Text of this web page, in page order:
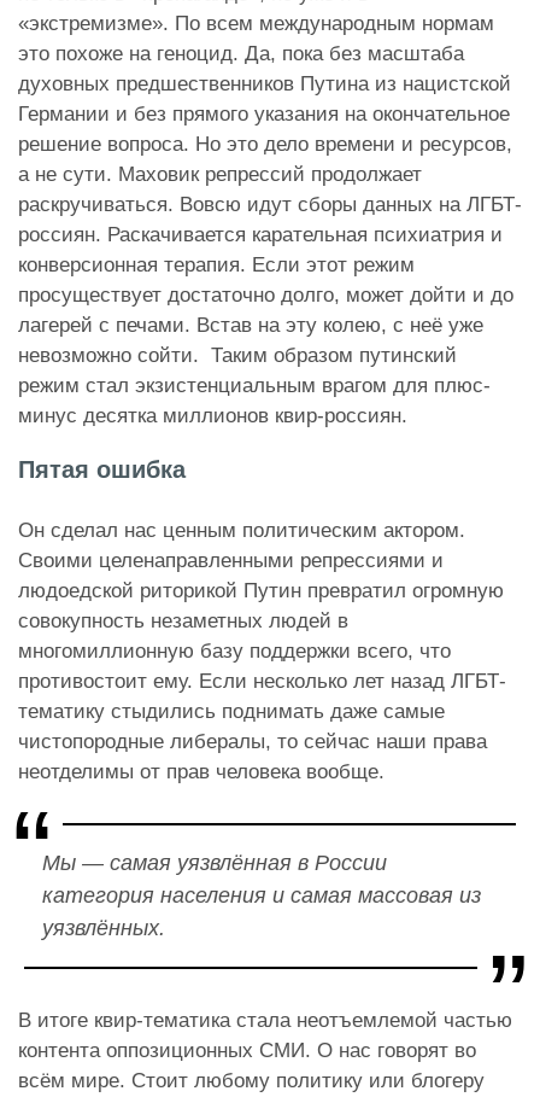
«экстремизме». По всем международным нормам
это похоже на геноцид. Да, пока без масштаба
духовных предшественников Путина из нацистской
Германии и без прямого указания на окончательное
решение вопроса. Но это дело времени и ресурсов,
а не сути. Маховик репрессий продолжает
раскручиваться. Вовсю идут сборы данных на ЛГБТ-
россиян. Раскачивается карательная психиатрия и
конверсионная терапия. Если этот режим
просуществует достаточно долго, может дойти и до
лагерей с печами. Встав на эту колею, с неё уже
невозможно сойти. Таким образом путинский
режим стал экзистенциальным врагом для плюс-
минус десятка миллионов квир-россиян.
Пятая ошибка
Он сделал нас ценным политическим актором.
Своими целенаправленными репрессиями и
людоедской риторикой Путин превратил огромную
совокупность незаметных людей в
многомиллионную базу поддержки всего, что
противостоит ему. Если несколько лет назад ЛГБТ-
тематику стыдились поднимать даже самые
чистопородные либералы, то сейчас наши права
неотделимы от прав человека вообще.
Мы — самая уязвлённая в России
категория населения и самая массовая из
уязвлённых.
В итоге квир-тематика стала неотъемлемой частью
контента оппозиционных СМИ. О нас говорят во
всём мире. Стоит любому политику или блогеру